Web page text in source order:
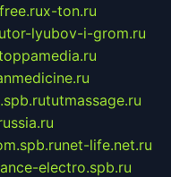
x-ton.ru
tor-lyubov-i-grom.ru
tutmassage.ru
net-life.net.ru
electro.spb.ru